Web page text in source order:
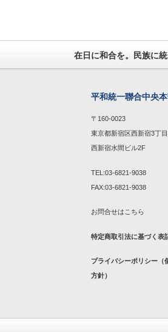
在日に和合を。民族に
平和統一聯合中央
〒160-0023
東京都新宿区西新宿3丁
西新宿水間ビル2F
TEL:03-6821-9038
FAX:03-6821-9038
お問合せは こちら
特定商取引法に基づく表
プライバシーポリシー（
方針）